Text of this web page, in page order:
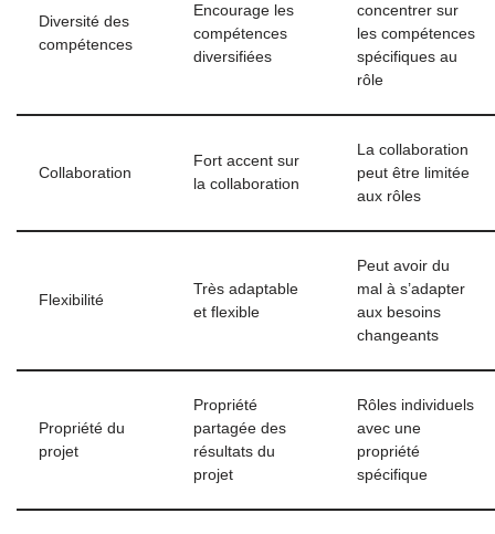
Diversité des
compétences
Encourage les
compétences
diversifiées
concentrer sur
les compétences
spécifiques au
rôle
Collaboration
Fort accent sur
la collaboration
La collaboration
peut être limitée
aux rôles
Flexibilité
Très adaptable
et flexible
Peut avoir du
mal à s’adapter
aux besoins
changeants
Propriété du
projet
Propriété
partagée des
résultats du
projet
Rôles individuels
avec une
propriété
spécifique